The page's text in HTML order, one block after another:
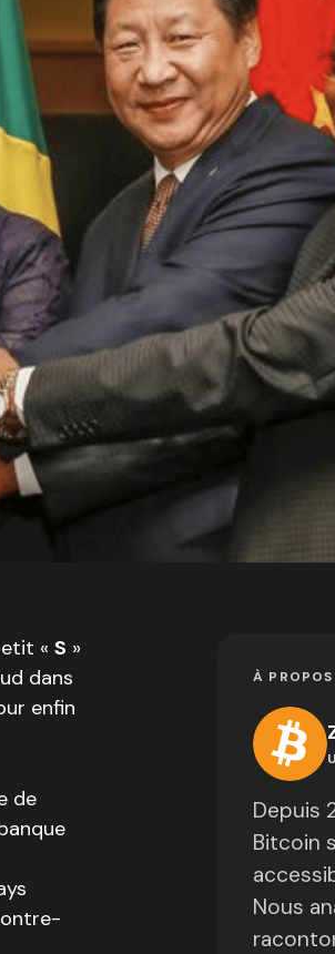
« S »
dans
enfin
de
À PROPOS
Depuis
Bitcoin
Nous